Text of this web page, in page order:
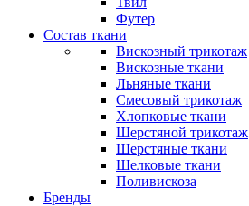
Футер
Состав ткани
Вискозный трикотаж
Вискозные ткани
Льняные ткани
Смесовый трикотаж
Хлопковые ткани
Шерстяной трикотаж
Шерстяные ткани
Шелковые ткани
Поливискоза
Бренды